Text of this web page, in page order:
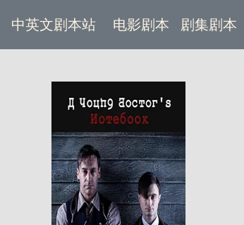
中英文剧本站 电影剧本 (current)
剧集剧本